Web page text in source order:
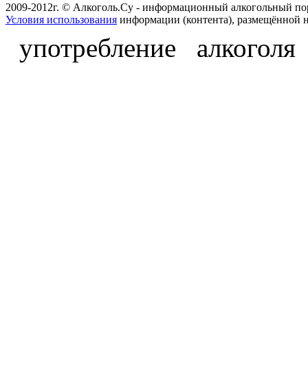
2009-2012г. © Алкоголь.Су - информационный алкогольный
Условия использования информации (контента), размещённой
употребление